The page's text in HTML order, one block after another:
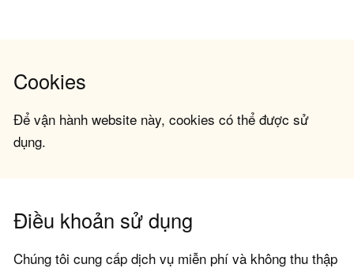
Cookies
Để vận hành website này, cookies có thể được sử
dụng.
Điều khoản sử dụng
Chúng tôi cung cấp dịch vụ miễn phí và không thu thập